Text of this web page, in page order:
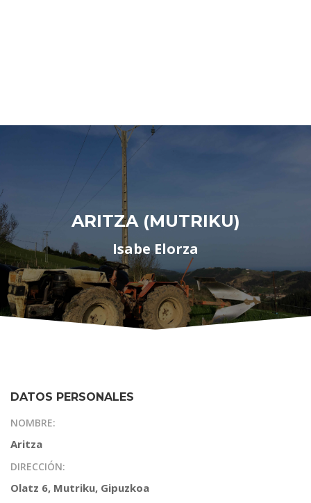
ARITZA (MUTRIKU)
Isabe Elorza
DATOS PERSONALES
NOMBRE:
Aritza
DIRECCIÓN:
Olatz 6, Mutriku, Gipuzkoa